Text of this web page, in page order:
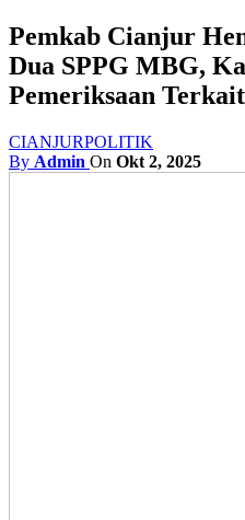
Pemkab Cianjur
Dua SPPG MBG,
Pemeriksaan
CIANJURPOLITIK
By Admin On Okt 2, 2025